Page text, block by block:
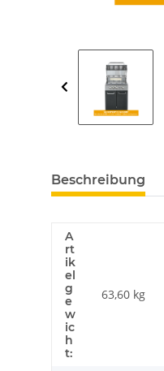
Beschreibung
A
rt
ik
el
g
e
w
ic
h
t:
63,60 kg